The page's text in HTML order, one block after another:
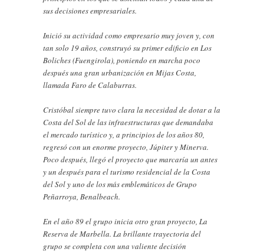
sus decisiones empresariales.
Inició su actividad como empresario muy joven y, con
tan solo 19 años, construyó su primer edificio en Los
Boliches (Fuengirola), poniendo en marcha poco
después una gran urbanización en Mijas Costa,
llamada Faro de Calaburras.
Cristóbal siempre tuvo clara la necesidad de dotar a la
Costa del Sol de las infraestructuras que demandaba
el mercado turístico y, a principios de los años 80,
regresó con un enorme proyecto, Júpiter y Minerva.
Poco después, llegó el proyecto que marcaría un antes
y un después para el turismo residencial de la Costa
del Sol y uno de los más emblemáticos de Grupo
Peñarroya, Benalbeach.
En el año 89 el grupo inicia otro gran proyecto, La
Reserva de Marbella. La brillante trayectoria del
grupo se completa con una valiente decisión